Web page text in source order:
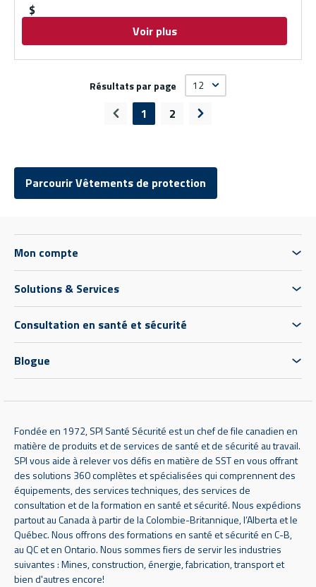
$
Voir plus
Résultats par page
Page précédente
1 2 Page suivante
Parcourir Vêtements de protection
Mon compte
Solutions & Services
Consultation en santé et sécurité
Blogue
Fondée en 1972, SPI Santé Sécurité est un chef de file canadien en
matière de produits et de services de santé et de sécurité au travail.
SPI vous aide à relever vos défis en matière de SST en vous offrant
des solutions 360 complètes et spécialisées qui comprennent des
équipements, des services techniques, des services de
consultation et de la formation en santé et sécurité. Nous expédions
partout au Canada à partir de la Colombie-Britannique, l’Alberta et le
Québec. Nous offrons des formations en santé et sécurité en C-B,
au QC et en Ontario. Nous sommes fiers de servir les industries
suivantes : Mines, construction, énergie, fabrication, transport et
bien d'autres encore!